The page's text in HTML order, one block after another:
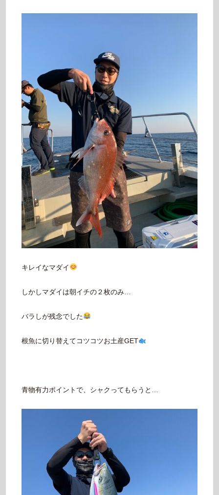
キレイなマダイ
しかしマダイは朝イチの２枚のみ…
バラしが残念でした
根魚に切り替えてコツコツお土産GET
青物有力ポイントで、シャクってもらうと…